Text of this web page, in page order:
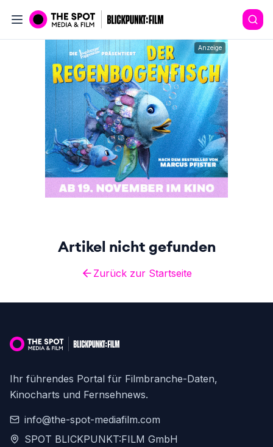
Anzeige
Artikel nicht gefunden
Zurück zur Startseite
Ihr führendes Portal für Filmbranche-Daten,
Kinocharts und Fernsehnews.
info@the-spot-mediafilm.com
SPOT BLICKPUNKT:FILM GmbH